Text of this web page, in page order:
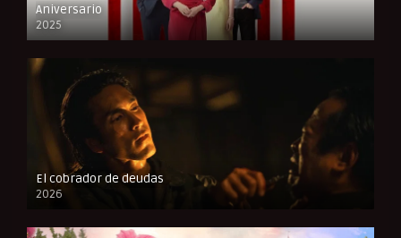
Aniversario
2025
FULL HD
El cobrador de deudas
2026
FULL HD